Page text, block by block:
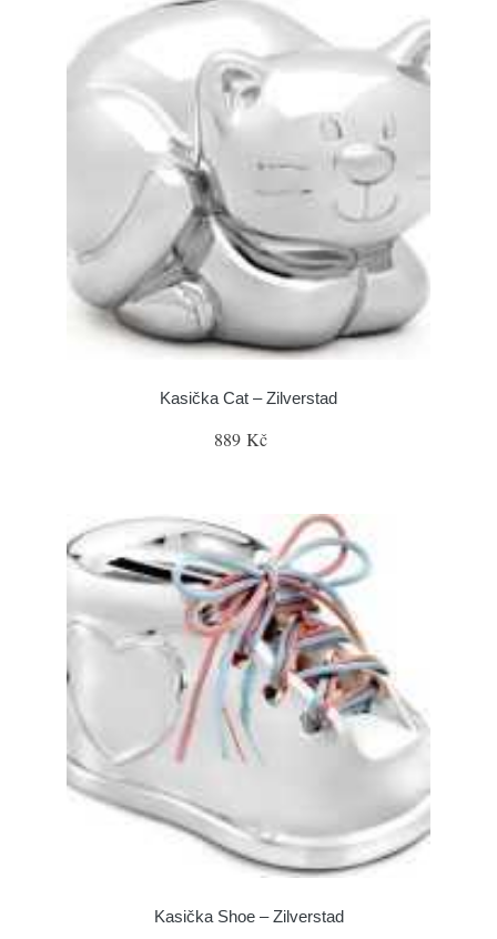
Kasička Cat – Zilverstad
889 Kč
Kasička Shoe – Zilverstad